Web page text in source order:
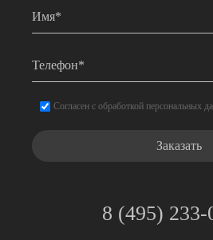
Согласие*
Согласен с обработкой персональных
8 (495) 233-